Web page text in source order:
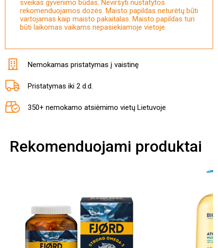
sveikas gyvenimo būdas. Neviršyti nustatytos
rekomenduojamos dozės. Maisto papildas neturėtų būti
vartojamas kaip maisto pakaitalas. Maisto papildas turi
būti laikomas vaikams nepasiekiamoje vietoje.
Nemokamas pristatymas į vaistinę
Pristatymas iki 2 d.d.
350+ nemokamo atsiėmimo vietų Lietuvoje
Rekomenduojami produktai